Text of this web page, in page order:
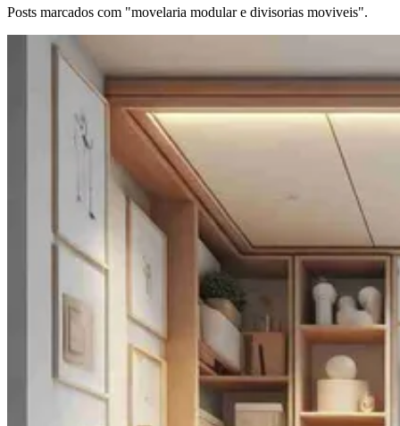
Posts marcados com "movelaria modular e divisorias moviveis".